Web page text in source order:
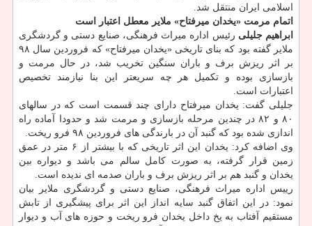
اسلامی ایران منتقل شد.
اتمام مرمت «یخدان میرفتاح» ملایر معطل اعتبار است
ابراهیم جلیلی رئیس اداره میراث فرهنگی، صنایع دستی و گردشگری
ملایر گفته بود که بنای تاریخی «یخدان میرفتاح» که فروردین سال ۹۸
بر اثر ریزش برف و باران سنگین تخریب شد، در حال مرمت و
بازسازی بوده و تکمیل هر چه سریعتر این بنا نیازمند تخصیص
اعتبارات است.
جلیلی گفت: یخدان میرفتاح دارای چند قسمت است که در سالهای
۸۰ و ۸۲ در چندین مرحله بازسازی و مرمت شد و حدودا آماده راه
اندازی شده بود که گنبد آن در بارندگی های فروردین ۹۸ فرو ریخت.
وی اضافه کرد: یخدان این اثر تاریخی که با بیشتر از ۶ متر در عمق
زمین قرار گرفته، به صورت کامل سالم می باشد و دیواره بین
یخدان و گنبد هم بر اثر ریزش برف و باران صدمه ای ندیده است.
رییس اداره میراث فرهنگی، صنایع دستی و گردشگری ملایر بیان
نمود: در این اتفاق گنبد سایه انداز این اثر برای پیشگیری از تابش
مستقیم آفتاب به یخ داخل یخدان فرو ریخت و حوزه های آب و دیوار